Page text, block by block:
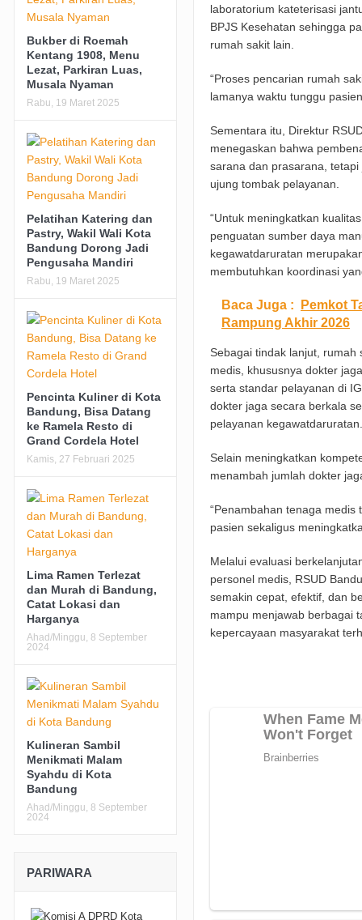
laboratorium kateterisasi
BPJS Kesehatan sehingga
rumah sakit lain.
“Proses pencarian rumah
lamanya waktu tunggu
Sementara itu, Direktur
menegaskan bahwa
sarana dan prasarana,
ujung tombak pelayanan.
“Untuk meningkatkan
penguatan sumber daya
kegawatdaruratan
membutuhkan koordinasi
Baca Juga :
Pemkot
Rampung Akhir 2026
Sebagai tindak lanjut,
medis, khususnya dokter
serta standar pelayanan di
dokter jaga secara berkala
pelayanan kegawatdaruratan.
Selain meningkatkan
menambah jumlah dokter
“Penambahan tenaga
pasien sekaligus
Melalui evaluasi
personel medis, RSUD
semakin cepat, efektif, dan
mampu menjawab berbagai
kepercayaan masyarakat
Bukber di Roemah
Kentang 1908, Menu
Lezat, Parkiran Luas,
Musala Nyaman
Rabu, 19 Maret 2025
Pelatihan Katering dan
Pastry, Wakil Wali Kota
Bandung Dorong Jadi
Pengusaha Mandiri
Rabu, 19 Maret 2025
Pencinta Kuliner di Kota
Bandung, Bisa Datang
ke Ramela Resto di
Grand Cordela Hotel
Kamis, 27 Februari 2025
Lima Ramen Terlezat
dan Murah di Bandung,
Catat Lokasi dan
Harganya
Ahad/Minggu, 8 September
2024
Kulineran Sambil
Menikmati Malam
Syahdu di Kota
Bandung
Ahad/Minggu, 8 September
2024
PARIWARA